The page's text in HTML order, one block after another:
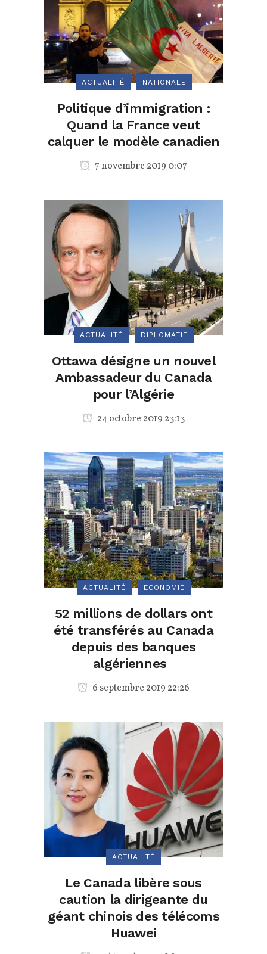
ACTUALITÉ NATIONALE
Politique d’immigration :
Quand la France veut
calquer le modèle canadien
7 novembre 2019 0:07
ACTUALITÉ DIPLOMATIE
Ottawa désigne un nouvel
Ambassadeur du Canada
pour l’Algérie
24 octobre 2019 23:13
ACTUALITÉ ECONOMIE
52 millions de dollars ont
été transférés au Canada
depuis des banques
algériennes
6 septembre 2019 22:26
ACTUALITÉ
Le Canada libère sous
caution la dirigeante du
géant chinois des télécoms
Huawei